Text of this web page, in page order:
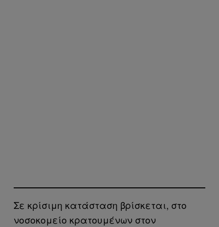
Σε κρίσιμη κατάσταση βρίσκεται, στο
νοσοκομείο κρατουμένων στον